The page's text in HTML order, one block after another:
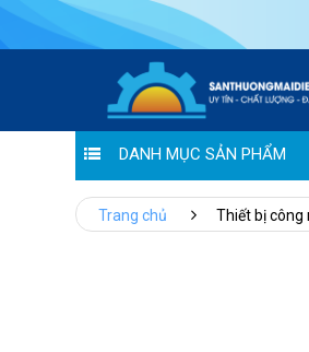
DANH MỤC SẢN PHẨM
Tưng
Trang chủ Thiết bị công